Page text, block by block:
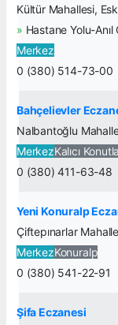
Kültür Mahallesi,
» Hastane Yolu-Anıl
Merkez
0 (380) 514-73-00
Bahçelievler
Nalbantoğlu
MerkezKalıcı
0 (380) 411-63-48
Yeni Konuralp
Çiftepınarlar
MerkezKonuralp
0 (380) 541-22-91
Şifa Eczanesi